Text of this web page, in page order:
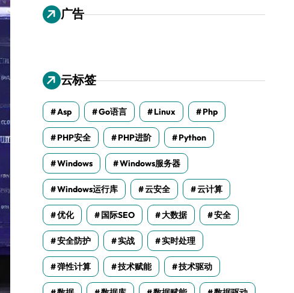
广告
云标签
Asp Go语言 Linux Php
PHP安全 PHP进阶 Python
Windows Windows服务器
Windows运行库 云安全 云计算
优化 国际SEO 大数据 安全
安全防护 实战 实时处理
弹性计算 技术赋能 技术驱动